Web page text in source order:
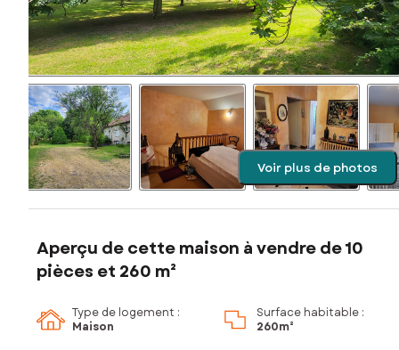
Voir plus de photos
Aperçu de cette maison à vendre de 10
pièces et 260 m²
Type de logement :
Maison
Surface habitable :
260m²